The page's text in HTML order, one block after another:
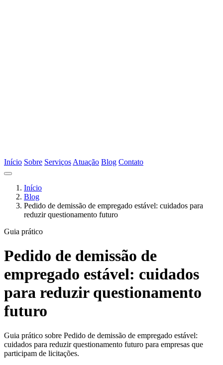
Início Sobre Serviços Atuação Blog Contato
Início
Blog
Pedido de demissão de empregado estável: cuidados para
reduzir questionamento futuro
Guia prático
Pedido de demissão de
empregado estável: cuidados
para reduzir questionamento
futuro
Guia prático sobre Pedido de demissão de empregado estável:
cuidados para reduzir questionamento futuro para empresas que
participam de licitações.